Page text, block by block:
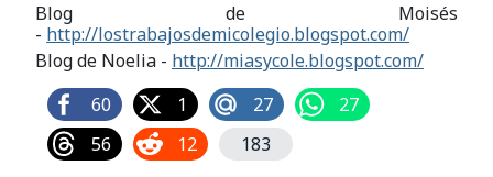
Blog de Moisés
- http://lostrabajosdemicolegio.blogspot.com/
Blog de Noelia - http://miasycole.blogspot.com/
60
1 27
27
56
12
183